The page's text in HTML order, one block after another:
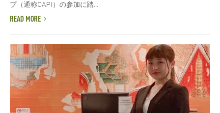
プ（通称CAPI）の参加に踏...
READ MORE